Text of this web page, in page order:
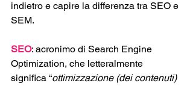
indietro e capire la differenza tra SEO e
SEM.
SEO: acronimo di Search Engine
Optimization, che letteralmente
significa “ottimizzazione (dei contenuti)